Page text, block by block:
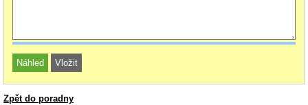
Zpět do poradny